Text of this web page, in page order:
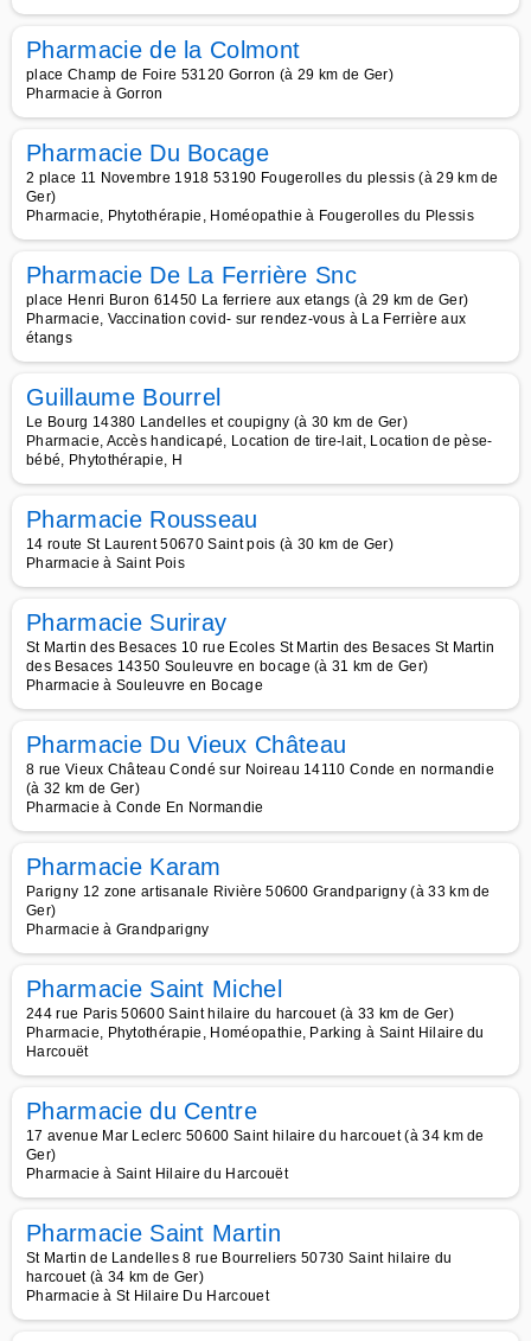
Pharmacie de la Colmont
place Champ de Foire 53120 Gorron (à 29 km de Ger)
Pharmacie à Gorron
Pharmacie Du Bocage
2 place 11 Novembre 1918 53190 Fougerolles du plessis (à 29 km de
Ger)
Pharmacie, Phytothérapie, Homéopathie à Fougerolles du Plessis
Pharmacie De La Ferrière Snc
place Henri Buron 61450 La ferriere aux etangs (à 29 km de Ger)
Pharmacie, Vaccination covid- sur rendez-vous à La Ferrière aux
étangs
Guillaume Bourrel
Le Bourg 14380 Landelles et coupigny (à 30 km de Ger)
Pharmacie, Accès handicapé, Location de tire-lait, Location de pèse-
bébé, Phytothérapie, H
Pharmacie Rousseau
14 route St Laurent 50670 Saint pois (à 30 km de Ger)
Pharmacie à Saint Pois
Pharmacie Suriray
St Martin des Besaces 10 rue Ecoles St Martin des Besaces St Martin
des Besaces 14350 Souleuvre en bocage (à 31 km de Ger)
Pharmacie à Souleuvre en Bocage
Pharmacie Du Vieux Château
8 rue Vieux Château Condé sur Noireau 14110 Conde en normandie
(à 32 km de Ger)
Pharmacie à Conde En Normandie
Pharmacie Karam
Parigny 12 zone artisanale Rivière 50600 Grandparigny (à 33 km de
Ger)
Pharmacie à Grandparigny
Pharmacie Saint Michel
244 rue Paris 50600 Saint hilaire du harcouet (à 33 km de Ger)
Pharmacie, Phytothérapie, Homéopathie, Parking à Saint Hilaire du
Harcouët
Pharmacie du Centre
17 avenue Mar Leclerc 50600 Saint hilaire du harcouet (à 34 km de
Ger)
Pharmacie à Saint Hilaire du Harcouët
Pharmacie Saint Martin
St Martin de Landelles 8 rue Bourreliers 50730 Saint hilaire du
harcouet (à 34 km de Ger)
Pharmacie à St Hilaire Du Harcouet